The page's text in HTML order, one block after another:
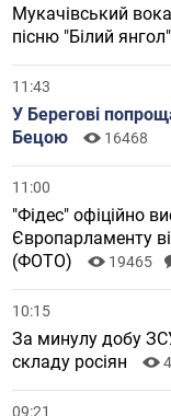
Мукачівський
пісню "Білий
11:43
У Берегові
Бецою
16468
11:00
"Фідес" офіційно
Європарламенту
(ФОТО)
19465
10:15
За минулу добу
складу росіян
09:21